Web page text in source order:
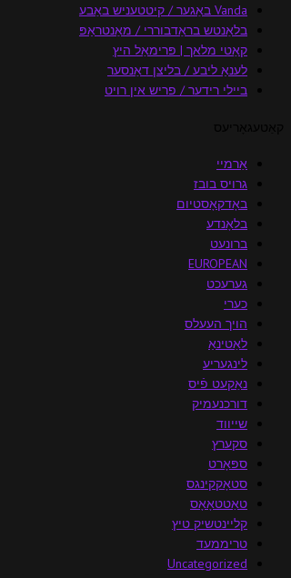
Vanda באַגער / קיטטעניש באַבע
בלאַנטש בראַדבוררי / מאַנטראַפּ
קאַטי מלאך | פּרימאַל היץ
לענאַ ליבע / בליצן דאַנסער
ביילי רידער / פריש אין רויט
אַרמיי
גרויס בובז
באָדקאָסטיום
בלאָנדע
ברונעט
EUROPEAN
גערעכט
כערי
הויך העעלס
לאַטינאַ
לינגעריע
נאַקעט פֿיס
דורכנעמיק
שייווד
סקערץ
ספּאָרט
סטאָקקינגס
טאַטטאָאָס
קליינטשיק טיץ
טריממעד
Uncategorized